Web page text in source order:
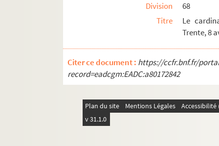
Division
68
Titre
Le
Trente, 8
Citer ce document : https://ccfr.bnf.fr/
record=eadcgm:EADC:a80172842
Plan du site Mentions Légales
v 31.1.0